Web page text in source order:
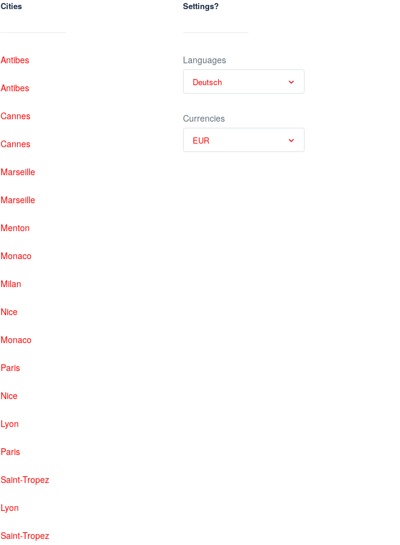
Cities
Antibes
Antibes
Cannes
Cannes
Marseille
Marseille
Menton
Monaco
Milan
Nice
Monaco
Paris
Nice
Lyon
Paris
Saint-Tropez
Lyon
Saint-Tropez
Settings?
Languages
Deutsch
Currencies
EUR